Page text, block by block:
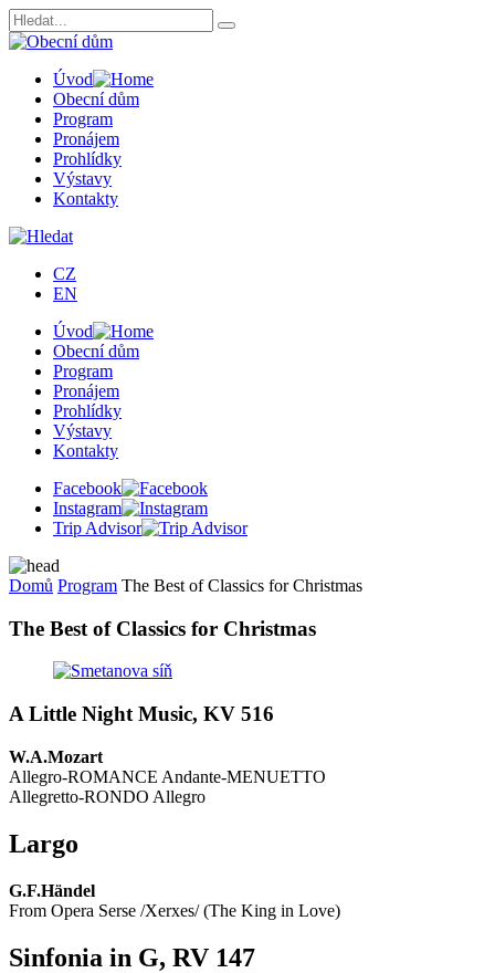
Úvod
Obecní dům
Program
Pronájem
Prohlídky
Výstavy
Kontakty
CZ
EN
Úvod
Obecní dům
Program
Pronájem
Prohlídky
Výstavy
Kontakty
Facebook
Instagram
Trip Advisor
Domů Program The Best of Classics for Christmas
The Best of Classics for Christmas
A Little Night Music, KV 516
W.A.Mozart
Allegro-ROMANCE Andante-MENUETTO
Allegretto-RONDO Allegro
Largo
G.F.Händel
From Opera Serse /Xerxes/ (The King in Love)
Sinfonia in G, RV 147